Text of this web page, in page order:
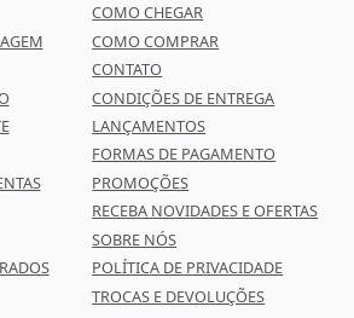
COMO CHEGAR
COMO COMPRAR
CONTATO
CONDIÇÕES DE ENTREGA
LANÇAMENTOS
FORMAS DE PAGAMENTO
PROMOÇÕES
RECEBA NOVIDADES E OFERTAS
SOBRE NÓS
POLÍTICA DE PRIVACIDADE
TROCAS E DEVOLUÇÕES